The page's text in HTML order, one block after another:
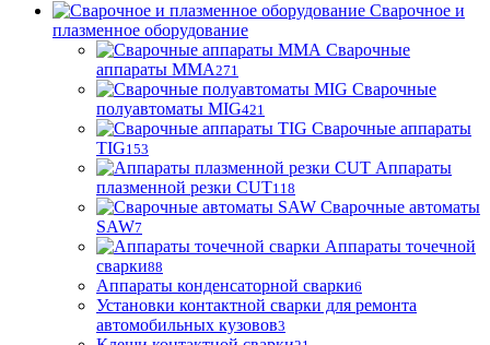
Сварочное и
плазменное оборудование
Сварочные
аппараты MMA271
Сварочные
полуавтоматы MIG421
Сварочные аппараты
TIG153
Аппараты
плазменной резки CUT118
Сварочные автоматы
SAW7
Аппараты точечной
сварки88
Аппараты конденсаторной сварки6
Установки контактной сварки для ремонта
автомобильных кузовов3